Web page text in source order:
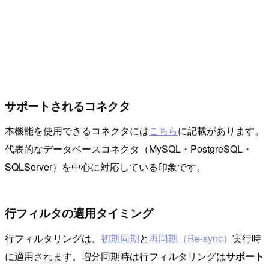
サポートされるコネクタ
本機能を使用できるコネクタにはこちらに記載があります。
代表的なデータベースコネクタ（MySQL・PostgreSQL・
SQLServer）を中心に対応している印象です。
行フィルタの適用タイミング
行フィルタリングは、 初期同期と再同期（Re-sync） 実行時
に適用されます。増分同期時は行フィルタリングはサポート